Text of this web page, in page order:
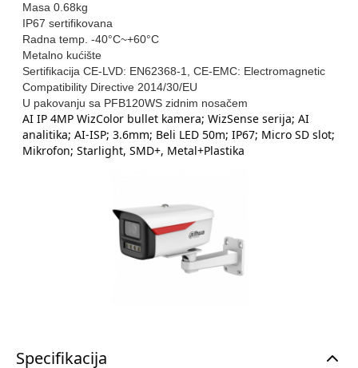
Masa 0.68kg
IP67 sertifikovana
Radna temp. -40°C~+60°C
Metalno kućište
Sertifikacija CE-LVD: EN62368-1, CE-EMC: Electromagnetic
Compatibility Directive 2014/30/EU
U pakovanju sa PFB120WS zidnim nosačem
AI IP 4MP WizColor bullet kamera; WizSense serija; AI
analitika; AI-ISP; 3.6mm; Beli LED 50m; IP67; Micro SD slot;
Mikrofon; Starlight, SMD+, Metal+Plastika
Specifikacija